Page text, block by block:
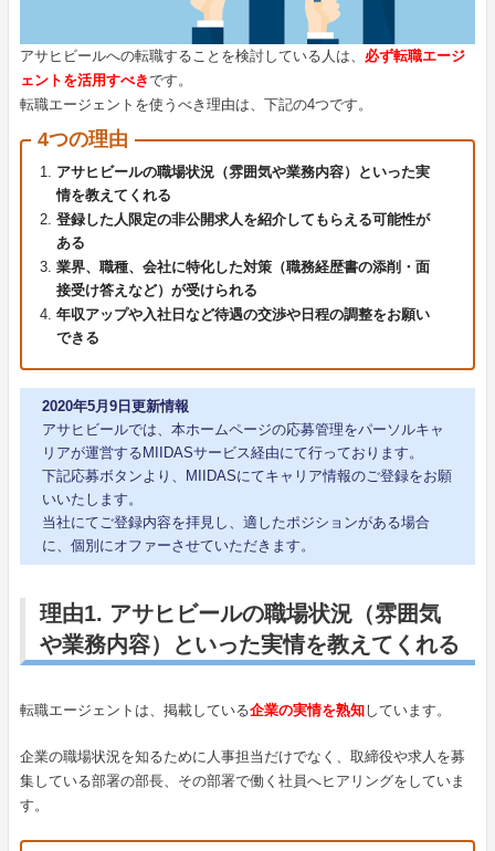
アサヒビールへの転職することを検討している人は、 必ず転職エージ
ェントを活用すべきです。
転職エージェントを使うべき理由は、下記の4つです。
4つの理由
アサヒビールの職場状況（雰囲気や業務内容）といった実
情を教えてくれる
登録した人限定の非公開求人を紹介してもらえる可能性が
ある
業界、職種、会社に特化した対策（職務経歴書の添削・面
接受け答えなど）が受けられる
年収アップや入社日など待遇の交渉や日程の調整をお願い
できる
2020年5月9日更新情報
アサヒビールでは、本ホームページの応募管理をパーソルキャ
リアが運営するMIIDASサービス経由にて行っております。
下記応募ボタンより、MIIDASにてキャリア情報のご登録をお願
いいたします。
当社にてご登録内容を拝見し、適したポジションがある場合
に、個別にオファーさせていただきます。
理由1. アサヒビールの職場状況（雰囲気
や業務内容）といった実情を教えてくれる
転職エージェントは、掲載している企業の実情を熟知しています。
企業の職場状況を知るために人事担当だけでなく、取締役や求人を募
集している部署の部長、その部署で働く社員へヒアリングをしていま
す。